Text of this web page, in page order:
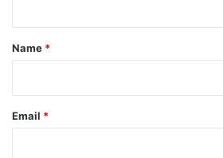
*
Name *
Email *